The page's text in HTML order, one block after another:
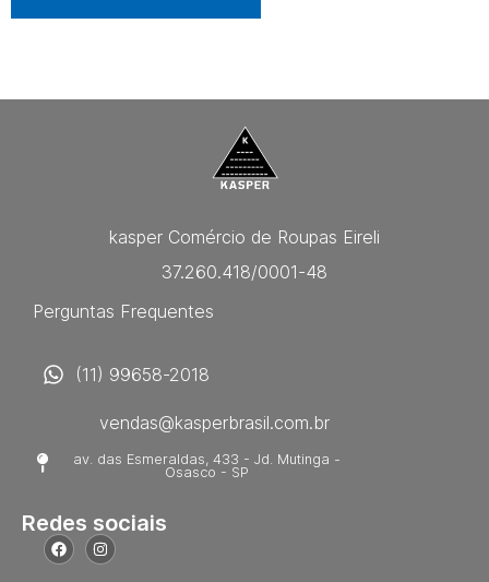
kasper Comércio de Roupas Eireli
37.260.418/0001-48
Perguntas Frequentes
(11) 99658-2018
vendas@kasperbrasil.com.br
av. das Esmeraldas, 433 - Jd. Mutinga -
Osasco - SP
Redes sociais